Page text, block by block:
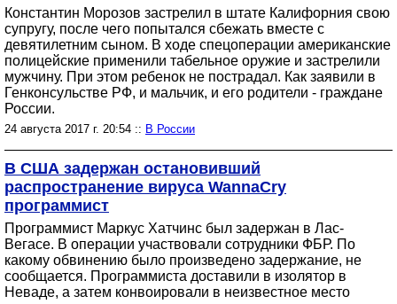
Константин Морозов застрелил в штате Калифорния свою
супругу, после чего попытался сбежать вместе с
девятилетним сыном. В ходе спецоперации американские
полицейские применили табельное оружие и застрелили
мужчину. При этом ребенок не пострадал. Как заявили в
Генконсульстве РФ, и мальчик, и его родители - граждане
России.
24 августа 2017 г. 20:54 :: В России
В США задержан остановивший
распространение вируса WannaCry
программист
Программист Маркус Хатчинс был задержан в Лас-
Вегасе. В операции участвовали сотрудники ФБР. По
какому обвинению было произведено задержание, не
сообщается. Программиста доставили в изолятор в
Неваде, а затем конвоировали в неизвестное место